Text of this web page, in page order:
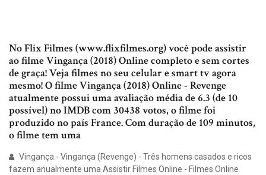
No Flix Filmes (www.flixfilmes.org) você pode assistir
ao filme Vingança (2018) Online completo e sem cortes
de graça! Veja filmes no seu celular e smart tv agora
mesmo! O filme Vingança (2018) Online - Revenge
atualmente possui uma avaliação média de 6.3 (de 10
possível) no IMDB com 30438 votos, o filme foi
produzido no país France. Com duração de 109 minutos,
o filme tem uma
Vingança - Vingança (Revenge) - Três homens casados e ricos
fazem anualmente uma Assistir Filmes Online - Filmes Online